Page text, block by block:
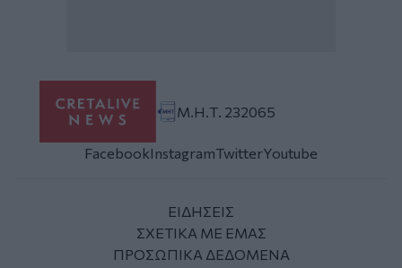
Μ.Η.Τ. 232065
FacebookInstagramTwitterYoutube
ΕΙΔΗΣΕΙΣ
ΣΧΕΤΙΚΑ ΜΕ ΕΜΑΣ
ΠΡΟΣΩΠΙΚΑ ΔΕΔΟΜΕΝΑ